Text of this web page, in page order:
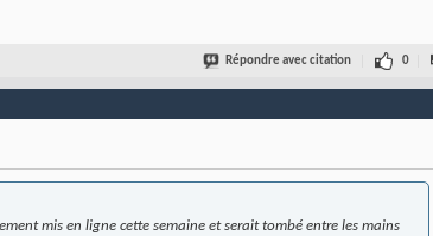
Répondre avec citation 0
mis en ligne cette semaine et serait tombé entre les mains